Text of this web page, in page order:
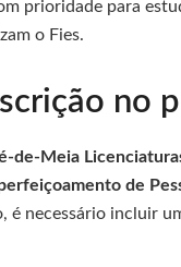
prioridade para
o Fies.
no
de-Meia
de
é necessário incluir